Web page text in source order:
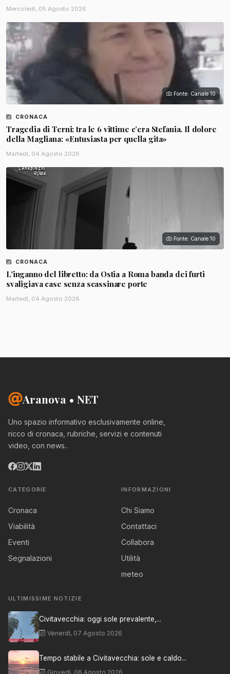
Mercoledì, 05 Agosto 2026
Fonte: Canale 10
CRONACA
Tragedia di Terni: tra le 6 vittime c’era Stefania. Il dolore
della Magliana: «Entusiasta per quella gita»
Martedì, 04 Agosto 2026
Fonte: Canale 10
CRONACA
L'inganno del libretto: da Ostia a Roma banda dei furti
svaligiava case senza scassinare porte
Martedì, 04 Agosto 2026
Aranova • NET
Uno spazio informativo esclusivamente online,
ricco di cronaca, rubriche, servizi e contenuti
video, con news..
CATEGORIE
Cronaca
Viabilità
Eventi
Segnalazioni
INFORMAZIONI
Chi Siamo
Contattaci
Collabora
Utilità
meteo
ULTIMISSIME NOTIZIE
Civitavecchia: oggi sole prevalente,...
Venerdì, 07 Agosto 2026
Tempo stabile a Civitavecchia: sole e caldo...
Giovedì, 06 Agosto 2026